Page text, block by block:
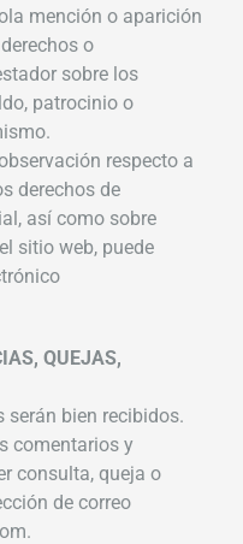
mención o aparición
o
sobre los
patrocinio o
respecto a
derechos de
así como sobre
sitio web, puede
QUEJAS,
serán bien recibidos.
comentarios y
consulta, queja o
de correo